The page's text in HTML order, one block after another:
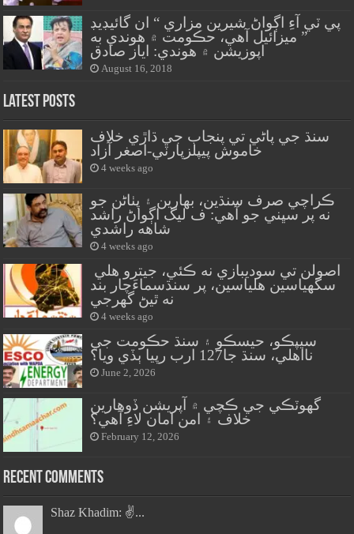
پي ٽي آءِ اڳواڻ شيرين مزاري “ ان گائيڊيڊ
” ميزائيل آهي، حڪومت ۾ هوندي به
اپوزيشن ۾ هوندي: اياز صادق
August 16, 2018
Latest Posts
سنڌ جي پاڻي تي پنجاب جي ڌاڙي خلاف
خاموش پيپلزپارٽي-اصغر آزاد
4 weeks ago
ڪراچي صرف سنڌين، بهارين ۽ پٺاڻن جو
نه پر سڀني جو آهي: ف ليگ اڳواڻ راشد
شاهه راشدي
4 weeks ago
سگهياسين هلياسين، پر سنڌسماءَچار بند
نه ٿيڻ گهرجي
4 weeks ago
سيپڪو، حيسڪو ۽ سنڌ حڪومت جي
نااهلي، سنڌ جا127 ارب رپيا ٻڏي ويا؟
June 2, 2026
گهوٽڪي جي ڪچي ۾ آپريشن ڏوهارين
خلاف ۽ امن امان لاءِ آهي؟
February 12, 2026
Recent Comments
Shaz Khadim: ✌️...